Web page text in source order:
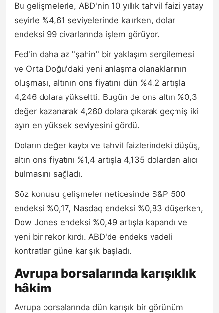
Bu gelişmelerle, ABD'nin 10 yıllık tahvil faizi yatay
seyirle %4,61 seviyelerinde kalırken, dolar
endeksi 99 civarlarında işlem görüyor.
Fed'in daha az "şahin" bir yaklaşım sergilemesi
ve Orta Doğu'daki yeni anlaşma olanaklarının
oluşması, altının ons fiyatını dün %4,2 artışla
4,246 dolara yükseltti. Bugün de ons altın %0,3
değer kazanarak 4,260 dolara çıkarak geçmiş iki
ayın en yüksek seviyesini gördü.
Doların değer kaybı ve tahvil faizlerindeki düşüş,
altın ons fiyatını %1,4 artışla 4,135 dolardan alıcı
bulmasını sağladı.
Söz konusu gelişmeler neticesinde S&P 500
endeksi %0,17, Nasdaq endeksi %0,83 düşerken,
Dow Jones endeksi %0,49 artışla kapandı ve
yeni bir rekor kırdı. ABD'de endeks vadeli
kontratlar güne karışık başladı.
Avrupa borsalarında karışıklık
hâkim
Avrupa borsalarında dün karışık bir görünüm